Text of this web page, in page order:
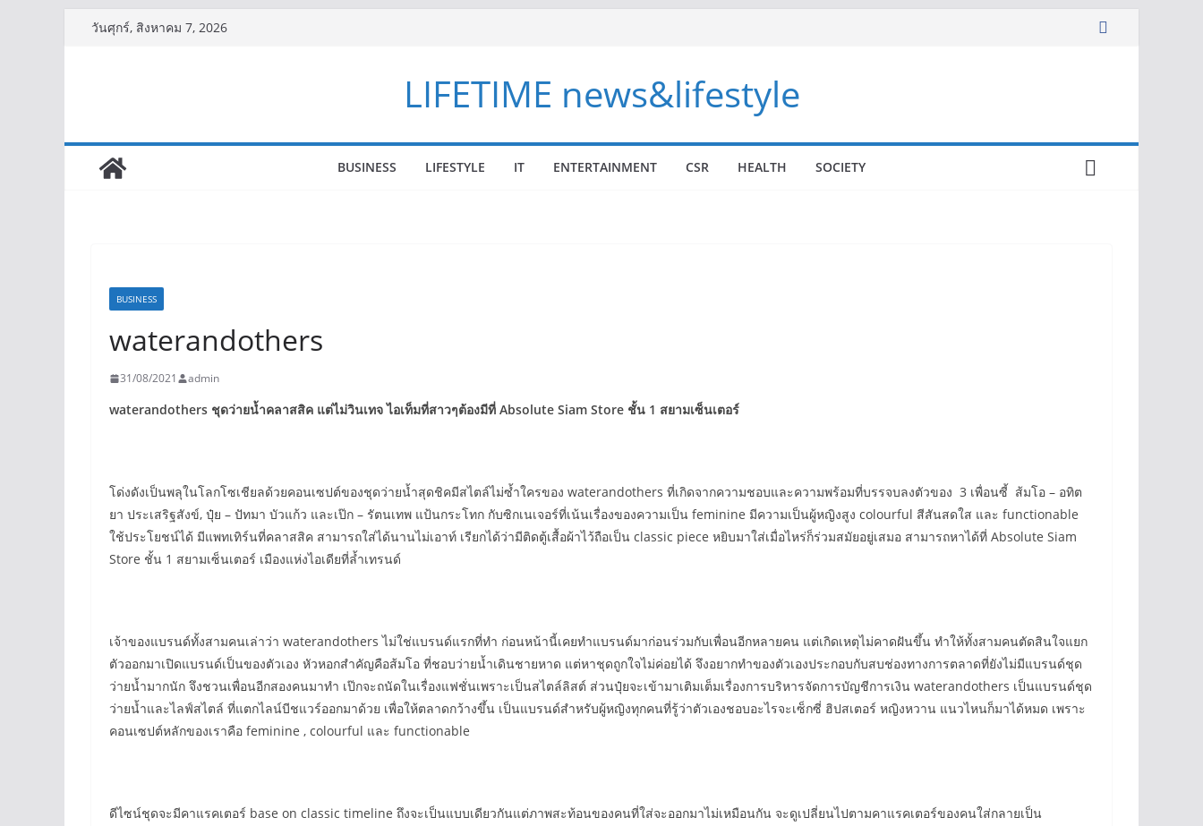
วันศุกร์, สิงหาคม 7, 2026
LIFETIME news&lifestyle
BUSINESS LIFESTYLE IT ENTERTAINMENT CSR HEALTH SOCIETY
BUSINESS
waterandothers
31/08/2021 admin
waterandothers ชุดว่ายน้ำคลาสสิค แต่ไม่วินเทจ ไอเท็มที่สาวๆต้องมีที่ Absolute Siam Store ชั้น 1 สยามเซ็นเตอร์
โด่งดังเป็นพลุในโลกโซเชียลด้วยคอนเซปต์ของชุดว่ายน้ำสุดชิคมีสไตล์ไม่ซ้ำใครของ waterandothers ที่เกิดจากความชอบและความพร้อมที่บรรจบลงตัวของ 3 เพื่อนซี้ ส้มโอ – อทิต
ยา ประเสริฐสังข์, ปุ๋ย – ปัทมา บัวแก้ว และเป๊ก – รัตนเทพ แป้นกระโทก กับซิกเนเจอร์ที่เน้นเรื่องของความเป็น feminine มีความเป็นผู้หญิงสูง colourful สีสันสดใส และ functionable
ใช้ประโยชน์ได้ มีแพทเทิร์นที่คลาสสิค สามารถใส่ได้นานไม่เอาท์ เรียกได้ว่ามีติดตู้เสื้อผ้าไว้ถือเป็น classic piece หยิบมาใส่เมื่อไหร่ก็ร่วมสมัยอยู่เสมอ สามารถหาได้ที่ Absolute Siam
Store ชั้น 1 สยามเซ็นเตอร์ เมืองแห่งไอเดียที่ล้ำเทรนด์
เจ้าของแบรนด์ทั้งสามคนเล่าว่า waterandothers ไม่ใช่แบรนด์แรกที่ทำ ก่อนหน้านี้เคยทำแบรนด์มาก่อนร่วมกับเพื่อนอีกหลายคน แต่เกิดเหตุไม่คาดฝันขึ้น ทำให้ทั้งสามคนตัดสินใจแยก
ตัวออกมาเปิดแบรนด์เป็นของตัวเอง หัวหอกสำคัญคือส้มโอ ที่ชอบว่ายน้ำเดินชายหาด แต่หาชุดถูกใจไม่ค่อยได้ จึงอยากทำของตัวเองประกอบกับสบช่องทางการตลาดที่ยังไม่มีแบรนด์ชุด
ว่ายน้ำมากนัก จึงชวนเพื่อนอีกสองคนมาทำ เป๊กจะถนัดในเรื่องแฟชั่นเพราะเป็นสไตล์ลิสต์ ส่วนปุ๋ยจะเข้ามาเติมเต็มเรื่องการบริหารจัดการบัญชีการเงิน waterandothers เป็นแบรนด์ชุด
ว่ายน้ำและไลฟ์สไตล์ ที่แตกไลน์บีชแวร์ออกมาด้วย เพื่อให้ตลาดกว้างขึ้น เป็นแบรนด์สำหรับผู้หญิงทุกคนที่รู้ว่าตัวเองชอบอะไรจะเซ็กซี่ ฮิปสเตอร์ หญิงหวาน แนวไหนก็มาได้หมด เพราะ
คอนเซปต์หลักของเราคือ feminine , colourful และ functionable
ดีไซน์ชุดจะมีคาแรคเตอร์ base on classic timeline ถึงจะเป็นแบบเดียวกันแต่ภาพสะท้อนของคนที่ใส่จะออกมาไม่เหมือนกัน จะดูเปลี่ยนไปตามคาแรคเตอร์ของคนใส่กลายเป็น